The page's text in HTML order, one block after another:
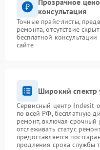
Прозрачное
консультация
Точные прайс-листы,
ремонта, отсутствие
бесплатной
сайте
Широкий спектр
Сервисный центр Indesit
по всей РФ, бесплатную
ремонт, включая срочный
отслеживать статус
предоставляется
продления срока службы